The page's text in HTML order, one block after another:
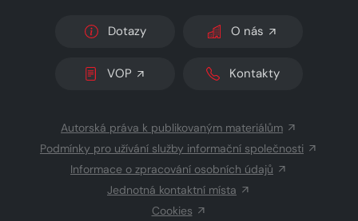
Dotazy O nás
VOP Kontakty
Autorská práva k publikovaným materiálům
Podmínky pro užívání služby informační společnosti
Informace o zpracování osobních údajů
Jednotná kontaktní místa
Cookies